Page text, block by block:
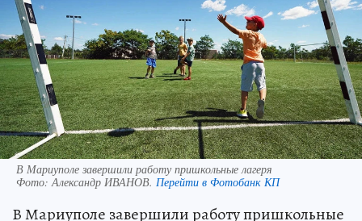
В Мариуполе завершили работу пришкольные лагеря
Фото:Александр ИВАНОВ. Перейти в Фотобанк КП
В Мариуполе завершили работу пришкольные